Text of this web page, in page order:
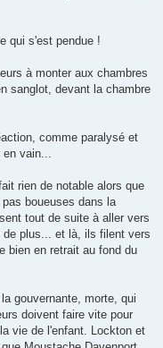
qui s'est pendue !
à monter aux chambres
sanglot, devant la chambre
comme paralysé et
vain...
rien de notable alors que
boueuses dans la
tout de suite à aller vers
de plus... et là, ils filent vers
bien en retrait au fond du
gouvernante, morte, qui
doivent faire vite pour
vie de l'enfant. Lockton et